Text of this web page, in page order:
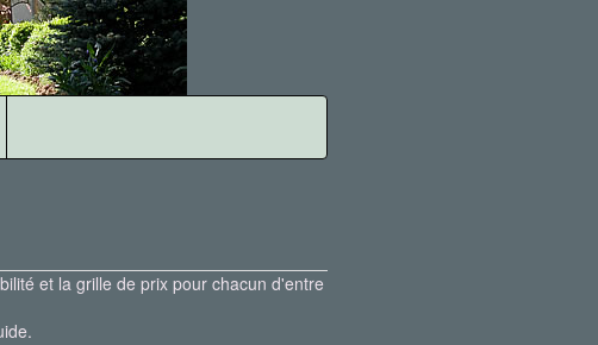
et la grille de prix pour chacun d'entre